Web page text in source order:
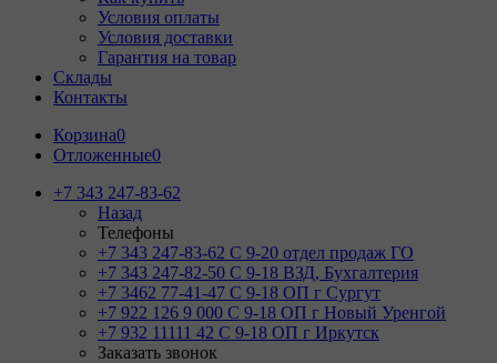
Условия оплаты
Условия доставки
Гарантия на товар
Склады
Контакты
Корзина0
Отложенные0
+7 343 247-83-62
Назад
Телефоны
+7 343 247-83-62 С 9-20 отдел продаж ГО
+7 343 247-82-50 С 9-18 ВЗД, Бухгалтерия
+7 3462 77-41-47 С 9-18 ОП г Сургут
+7 922 126 9 000 С 9-18 ОП г Новый Уренгой
+7 932 11111 42 С 9-18 ОП г Иркутск
Заказать звонок